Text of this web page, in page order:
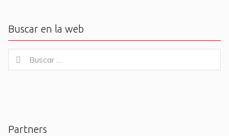
Buscar en la web
for:
Buscar
Partners